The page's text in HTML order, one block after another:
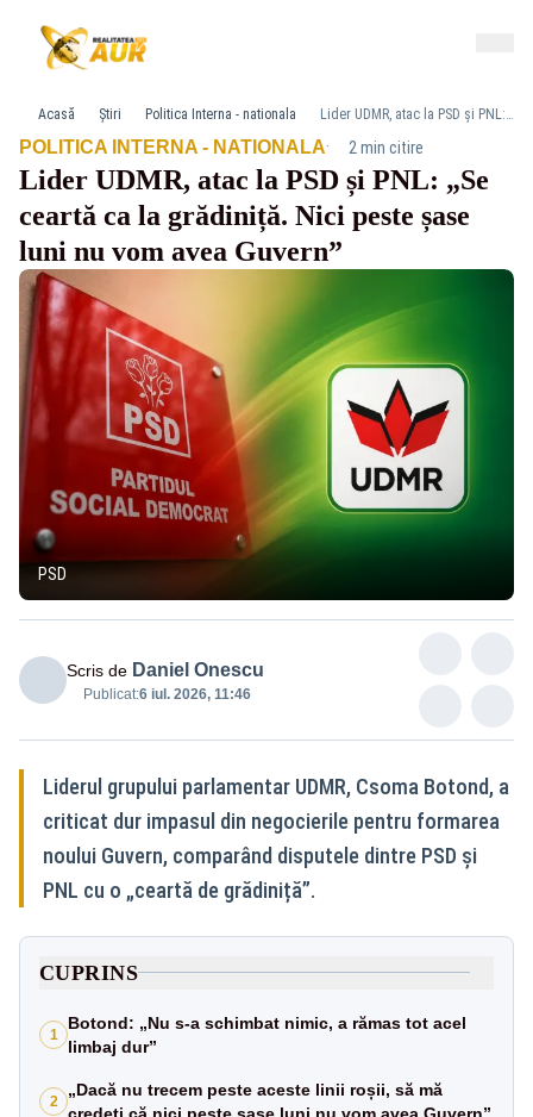
Acasă Știri Politica Interna - nationala Lider UDMR, atac la PSD și PNL: „Se ceartă ca la grădiniță. Nici peste șase luni nu vom avea Guvern”
POLITICA INTERNA - NATIONALA· 2 min citire
Lider UDMR, atac la PSD și PNL: „Se
ceartă ca la grădiniță. Nici peste șase
luni nu vom avea Guvern”
PSD
Scris de Daniel Onescu
Publicat:6 iul. 2026, 11:46
Liderul grupului parlamentar UDMR, Csoma Botond, a
criticat dur impasul din negocierile pentru formarea
noului Guvern, comparând disputele dintre PSD și
PNL cu o „ceartă de grădiniță”.
CUPRINS
1
Botond: „Nu s-a schimbat nimic, a rămas tot acel
limbaj dur”
2
„Dacă nu trecem peste aceste linii roșii, să mă
credeți că nici peste șase luni nu vom avea Guvern”